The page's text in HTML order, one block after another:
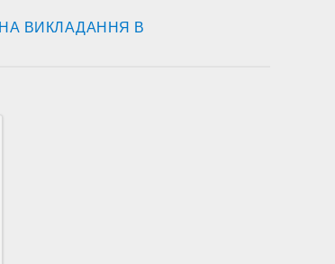
ВИКЛАДАННЯ В